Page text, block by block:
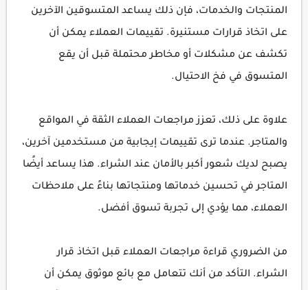
المنتجات والخدمات، فإن ذلك يساعد المتسوقين الآخرين
على اتخاذ قرارات مستنيرة. تقييمات العملاء يمكن أن
تكشف عن مشكلات أو مخاطر محتملة قبل أن يقع
المتسوق في فخ الاحتيال.
علاوة على ذلك، تعزز مراجعات العملاء الثقة في المواقع
والمتاجر. عندما ترى تقييمات إيجابية من مستخدمين آخرين،
يصبح لديك شعور أكبر بالأمان عند الشراء. هذا يساعد أيضًا
المتاجر في تحسين خدماتها ومنتجاتها بناءً على ملاحظات
العملاء، مما يؤدي إلى تجربة تسوق أفضل.
من الضروري قراءة مراجعات العملاء قبل اتخاذ قرار
الشراء. التأكد من أنك تتعامل مع بائع موثوق يمكن أن